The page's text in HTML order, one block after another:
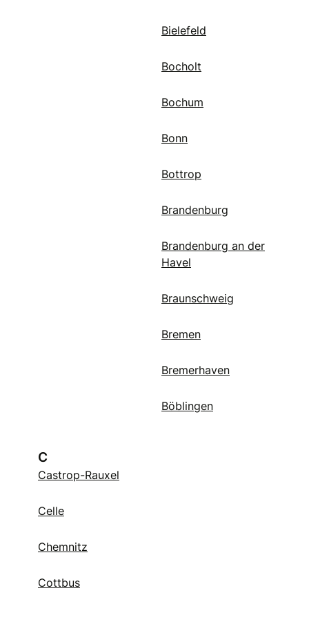
Bielefeld
Bocholt
Bochum
Bonn
Bottrop
Brandenburg
Brandenburg an der
Havel
Braunschweig
Bremen
Bremerhaven
Böblingen
C
Castrop-Rauxel
Celle
Chemnitz
Cottbus